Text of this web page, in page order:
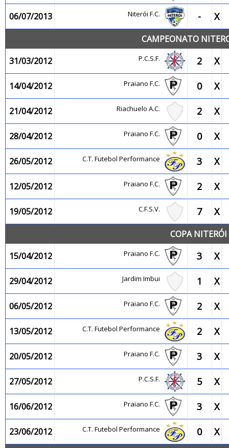
06/07/2013 Niterói F.C. - X
CAMPEONATO
31/03/2012
P.C.S.F. 2 X
14/04/2012 Praiano F.C. 0 X
21/04/2012 Riachuelo A.C. 2 X
28/04/2012 Praiano F.C. 0 X
26/05/2012 C.T. Futebol Performance 3 X
12/05/2012 Praiano F.C. 2 X
19/05/2012 C.F.S.V. 7 X
COPA
15/04/2012
Praiano F.C. 3 X
29/04/2012 Jardim Imbui 1 X
06/05/2012 Praiano F.C. 2 X
13/05/2012 C.T. Futebol Performance 2 X
20/05/2012 Praiano F.C. 3 X
27/05/2012 P.C.S.F. 5 X
16/06/2012 Praiano F.C. 3 X
23/06/2012 C.T. Futebol Performance 0 X